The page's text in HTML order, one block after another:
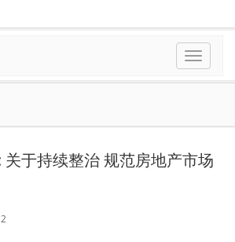
Toggle
于持续整治 规范房地产市场